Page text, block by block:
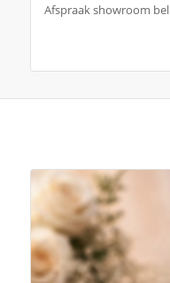
Afspraak showroom bel